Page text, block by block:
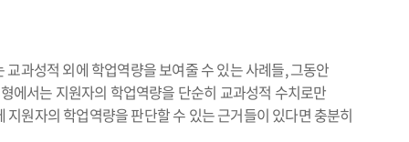
과성적 외에 학업역량을 보여줄 수 있는 사례들, 그동안
에서는 지원자의 학업역량을 단순히 교과성적 수치로만
원자의 학업역량을 판단할 수 있는 근거들이 있다면 충분히